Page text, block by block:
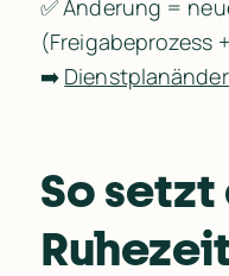
✅ Änderung =
(Freigabeprozess
➡️
So setzt